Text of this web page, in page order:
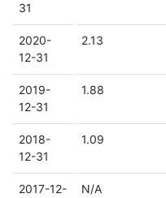
31
2020-
12-31
2.13
2019-
12-31
1.88
2018-
12-31
1.09
2017-12-
N/A